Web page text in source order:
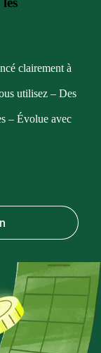
clairement à
utilisez – Des
– Évolue avec